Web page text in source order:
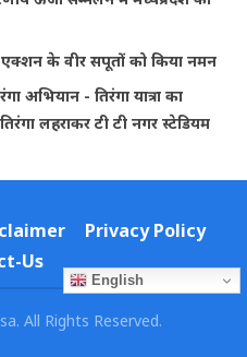
एक्शन के वीर सपूतों को किया नमन
अभियान - तिरंगा यात्रा का
लहराकर टी टी नगर स्टेडियम
Privacy Policy
Us
English
All Rights Reserved.